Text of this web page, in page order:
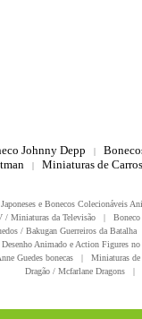
Johnny Depp |
| Miniaturas de
e Bonecos Colecionáveis
/ Miniaturas da Televisão |
/ Bakugan Guerreiros da Batalha
Animado e Action Figures
Guedes bonecas |
Miniaturas
Dragão / Mcfarlane Dragons
|